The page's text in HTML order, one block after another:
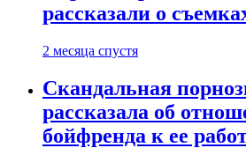
рассказали о
2 месяца спустя
Скандальная
рассказала об
бойфренда к ее